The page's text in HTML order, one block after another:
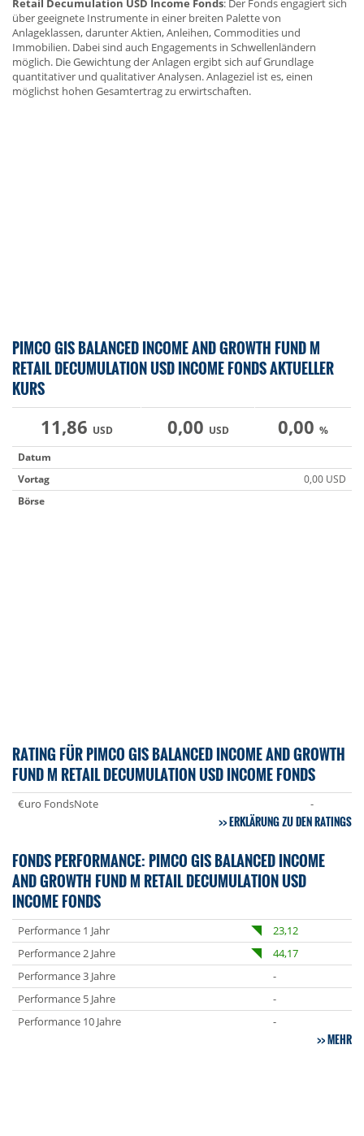
Retail Decumulation USD Income Fonds: Der Fonds engagiert sich
über geeignete Instrumente in einer breiten Palette von
Anlageklassen, darunter Aktien, Anleihen, Commodities und
Immobilien. Dabei sind auch Engagements in Schwellenländern
möglich. Die Gewichtung der Anlagen ergibt sich auf Grundlage
quantitativer und qualitativer Analysen. Anlageziel ist es, einen
möglichst hohen Gesamtertrag zu erwirtschaften.
PIMCO GIS BALANCED INCOME AND GROWTH FUND M
RETAIL DECUMULATION USD INCOME FONDS AKTUELLER
KURS
11,86 USD 0,00 USD 0,00 %
Datum
Vortag
0,00 USD
Börse
RATING FÜR PIMCO GIS BALANCED INCOME AND GROWTH
FUND M RETAIL DECUMULATION USD INCOME FONDS
€uro FondsNote -
ERKLÄRUNG ZU DEN RATINGS
FONDS PERFORMANCE: PIMCO GIS BALANCED INCOME
AND GROWTH FUND M RETAIL DECUMULATION USD
INCOME FONDS
Performance 1 Jahr
23,12
Performance 2 Jahre
44,17
Performance 3 Jahre
-
Performance 5 Jahre
-
Performance 10 Jahre
-
MEHR